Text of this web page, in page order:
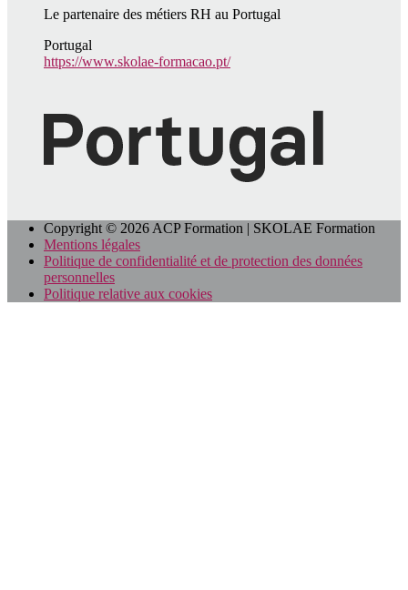
Le partenaire des métiers RH au Portugal
Portugal
https://www.skolae-formacao.pt/
Copyright © 2026 ACP Formation | SKOLAE Formation
Mentions légales
Politique de confidentialité et de protection des données
personnelles
Politique relative aux cookies